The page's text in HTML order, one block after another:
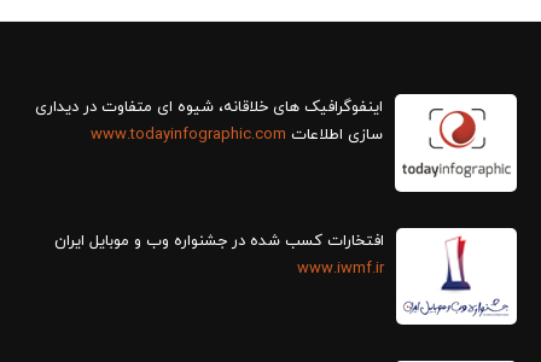
سازی اطلاعات www.todayinfographic.com
افتخارات کسب شده در جشنواره وب و موبایل ایران
www.iwmf.ir